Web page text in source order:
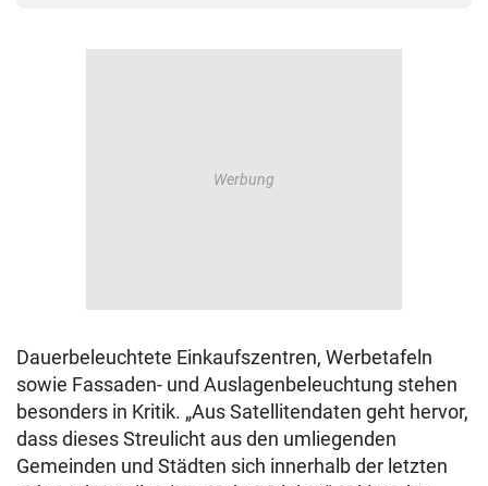
Dauerbeleuchtete Einkaufszentren, Werbetafeln
sowie Fassaden- und Auslagenbeleuchtung stehen
besonders in Kritik. „Aus Satellitendaten geht hervor,
dass dieses Streulicht aus den umliegenden
Gemeinden und Städten sich innerhalb der letzten